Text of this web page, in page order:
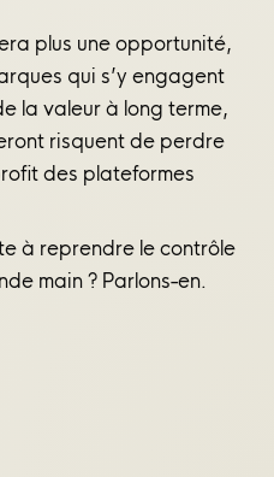
plus une opportunité,
qui s’y engagent
la valeur à long terme,
risquent de perdre
des plateformes
à reprendre le contrôle
main ? Parlons-en.